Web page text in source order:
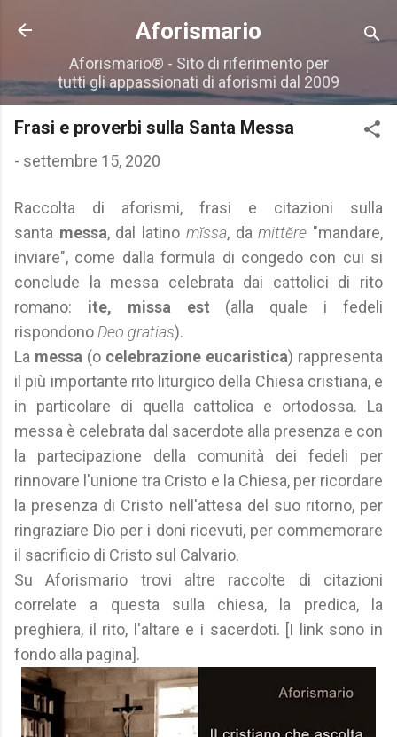
Passa ai contenuti principali
Aforismario
Aforismario® - Sito di riferimento per
tutti gli appassionati di aforismi dal 2009
Frasi e proverbi sulla Santa Messa
- settembre 15, 2020
Raccolta di aforismi, frasi e citazioni sulla
santa messa, dal latino mĭssa, damittĕre "mandare,
inviare", come dalla formula di congedo con cui si
conclude la messa celebrata dai cattolici di rito
romano: ite, missa est (alla quale i fedeli
rispondono Deo gratias).
La messa (o celebrazione eucaristica) rappresenta
il più importante rito liturgico della Chiesa cristiana, e
in particolare di quella cattolica e ortodossa. La
messa è celebrata dal sacerdote alla presenza e con
la partecipazione della comunità dei fedeli per
rinnovare l'unione tra Cristo e la Chiesa, per ricordare
la presenza di Cristo nell'attesa del suo ritorno, per
ringraziare Dio per i doni ricevuti, per commemorare
il sacrificio di Cristo sul Calvario.
Su Aforismario trovi altre raccolte di citazioni
correlate a questa sulla chiesa, la predica, la
preghiera, il rito, l'altare e i sacerdoti. [I link sono in
fondo alla pagina].